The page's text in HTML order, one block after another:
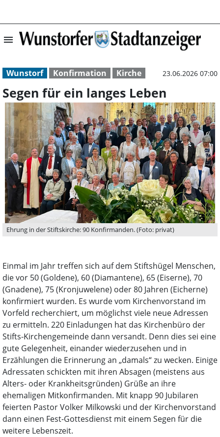
menu Segen für ein
Wunstorf Konfirmation Kirche 23.06.2026 07:00
Segen für ein langes Leben
Ehrung in der Stiftskirche: 90 Konfirmanden. (Foto: privat)
Einmal im Jahr treffen sich auf dem Stiftshügel Menschen,
die vor 50 (Goldene), 60 (Diamantene), 65 (Eiserne), 70
(Gnadene), 75 (Kronjuwelene) oder 80 Jahren (Eicherne)
konfirmiert wurden. Es wurde vom Kirchenvorstand im
Vorfeld recherchiert, um möglichst viele neue Adressen
zu ermitteln. 220 Einladungen hat das Kirchenbüro der
Stifts-Kirchengemeinde dann versandt. Denn dies sei eine
gute Gelegenheit, einander wiederzusehen und in
Erzählungen die Erinnerung an „damals“ zu wecken. Einige
Adressaten schickten mit ihren Absagen (meistens aus
Alters- oder Krankheitsgründen) Grüße an ihre
ehemaligen Mitkonfirmanden. Mit knapp 90 Jubilaren
feierten Pastor Volker Milkowski und der Kirchenvorstand
dann einen Fest-Gottesdienst mit einem Segen für die
weitere Lebenszeit.